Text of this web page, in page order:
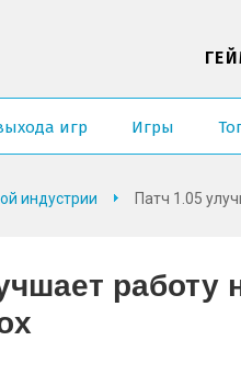
игр Игры
индустрии Патч 1.05
работу